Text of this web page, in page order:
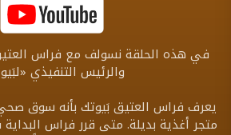
في هذه الحلقة نسولف مع فراس
والرئيس التنفيذي
يعرف فراس العتيق بَيوتك بأنه سوق
متجر أغذية بديلة. متى قرر فراس